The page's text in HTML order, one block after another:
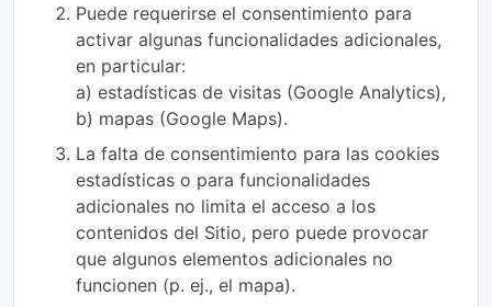
Puede requerirse el consentimiento para
activar algunas funcionalidades adicionales,
en particular:
a) estadísticas de visitas (Google Analytics),
b) mapas (Google Maps).
La falta de consentimiento para las cookies
estadísticas o para funcionalidades
adicionales no limita el acceso a los
contenidos del Sitio, pero puede provocar
que algunos elementos adicionales no
funcionen (p. ej., el mapa).